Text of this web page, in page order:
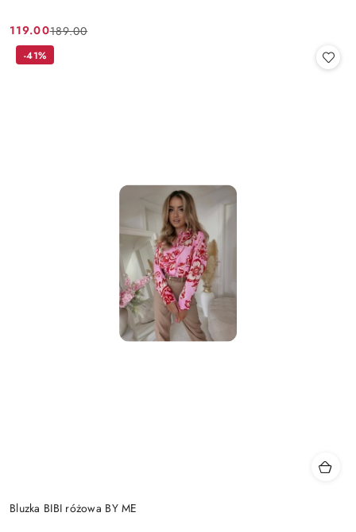
Cena
promocyjna:
119.00
Cena
przed
189.00
Bluzka BIBI różowa BY ME
-41%